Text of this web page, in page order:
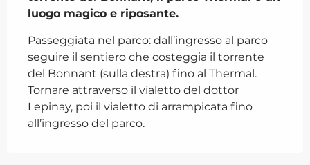
luogo magico e riposante.
Passeggiata nel parco: dall’ingresso al parco
seguire il sentiero che costeggia il torrente
del Bonnant (sulla destra) fino al Thermal.
Tornare attraverso il vialetto del dottor
Lepinay, poi il vialetto di arrampicata fino
all’ingresso del parco.